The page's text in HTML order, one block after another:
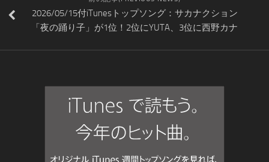
2026/05/15付iTunesトップソング：サカナクション
「夜の踊り子」が1位！2位にYUTA、3位に西野カナ